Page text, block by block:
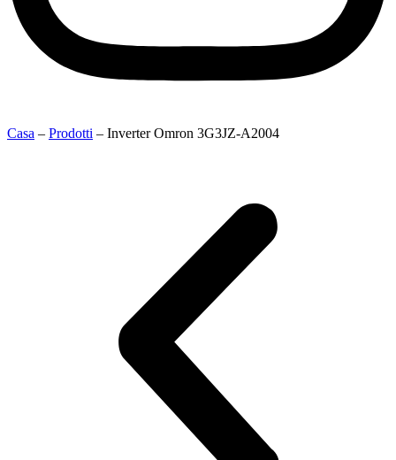
Casa – Prodotti – Inverter Omron 3G3JZ-A2004